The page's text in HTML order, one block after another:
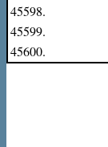
45598.
45599.
45600.